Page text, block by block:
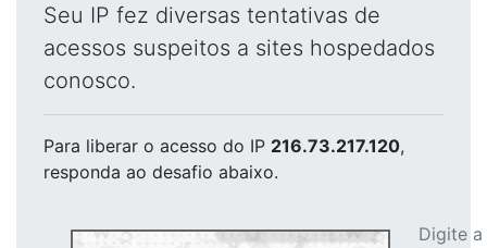
Seu IP fez diversas tentativas de
acessos suspeitos a sites hospedados
conosco.
Para liberar o acesso do IP 216.73.217.120,
responda ao desafio abaixo.
Digite